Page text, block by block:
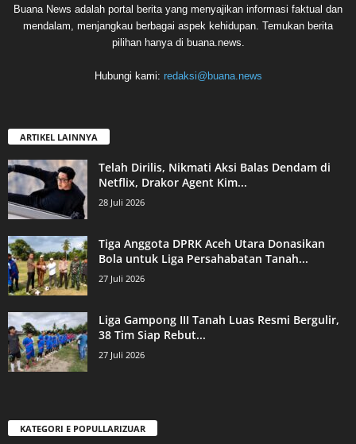
Buana News adalah portal berita yang menyajikan informasi faktual dan
mendalam, menjangkau berbagai aspek kehidupan. Temukan berita
pilihan hanya di buana.news.
Hubungi kami: redaksi@buana.news
ARTIKEL LAINNYA
Telah Dirilis, Nikmati Aksi Balas Dendam di
Netflix, Drakor Agent Kim...
28 Juli 2026
Tiga Anggota DPRK Aceh Utara Donasikan
Bola untuk Liga Persahabatan Tanah...
27 Juli 2026
Liga Gampong III Tanah Luas Resmi Bergulir,
38 Tim Siap Rebut...
27 Juli 2026
KATEGORI E POPULLARIZUAR